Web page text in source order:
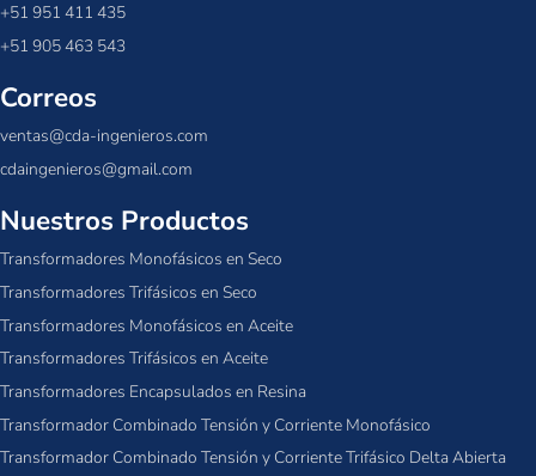
+51 951 411 435
+51 905 463 543
Correos
ventas@cda-ingenieros.com
cdaingenieros@gmail.com
Nuestros Productos
Transformadores Monofásicos en Seco
Transformadores Trifásicos en Seco
Transformadores Monofásicos en Aceite
Transformadores Trifásicos en Aceite
Transformadores Encapsulados en Resina
Transformador Combinado Tensión y Corriente Monofásico
Transformador Combinado Tensión y Corriente Trifásico Delta Abierta